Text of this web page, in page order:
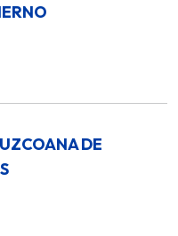
DE